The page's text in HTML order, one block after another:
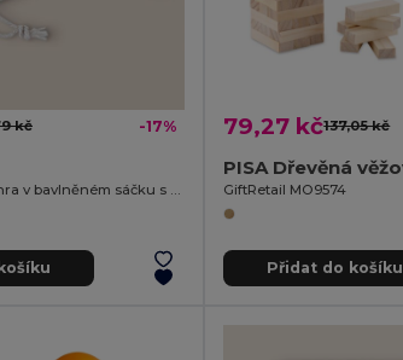
kč -17%
Dětská paměťová hra v bavlněném sáčku s dřevěnými žetony a pastelkami JUNGLE
79,27 kč137,05 kč
GiftRetail MO9574
Přidat do košíku